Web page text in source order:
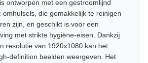
ontworpen met een gestroomlijnd
omhulsels, die gemakkelijk te reinigen
zijn, en geschikt is voor een
met strikte hygiëne-eisen. Dankzij
resolutie van 1920x1080 kan het
definition beelden weergeven. Het